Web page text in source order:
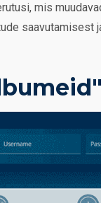
mis